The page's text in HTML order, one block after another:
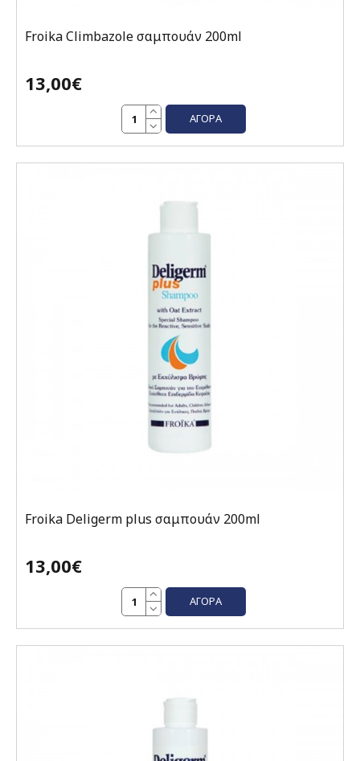
Froika Climbazole σαμπουάν 200ml
13,00€
ΑΓΟΡΆ
Froika Deligerm plus σαμπουάν 200ml
13,00€
ΑΓΟΡΆ